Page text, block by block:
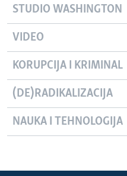
STUDIO WASHINGTON
VIDEO
KORUPCIJA I KRIMINAL
(DE)RADIKALIZACIJA
NAUKA I TEHNOLOGIJA